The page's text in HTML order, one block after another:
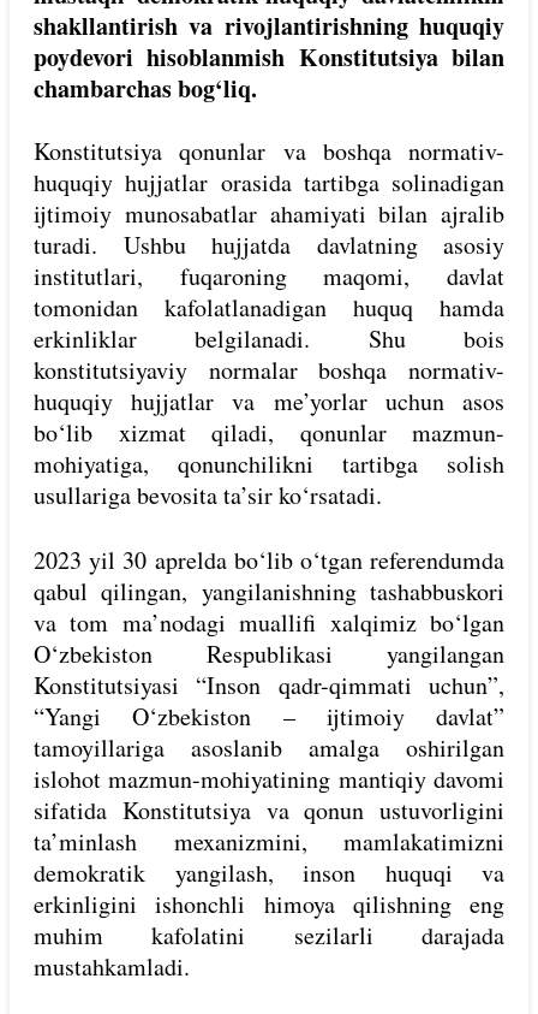
shakllantirish va rivojlantirishning huquqiy
poydevori hisoblanmish Konstitutsiya bilan
chambarchas bog‘liq.
Konstitutsiya qonunlar va boshqa normativ-
huquqiy hujjatlar orasida tartibga solinadigan
ijtimoiy munosabatlar ahamiyati bilan ajralib
turadi. Ushbu hujjatda davlatning asosiy
institutlari, fuqaroning maqomi, davlat
tomonidan kafolatlanadigan huquq hamda
erkinliklar belgilanadi. Shu bois
konstitutsiyaviy normalar boshqa normativ-
huquqiy hujjatlar va me’yorlar uchun asos
bo‘lib xizmat qiladi, qonunlar mazmun-
mohiyatiga, qonunchilikni tartibga solish
usullariga bevosita ta’sir ko‘rsatadi.
2023 yil 30 aprelda bo‘lib o‘tgan referendumda
qabul qilingan, yangilanishning tashabbuskori
va tom ma’nodagi muallifi xalqimiz bo‘lgan
O‘zbekiston Respublikasi yangilangan
Konstitutsiyasi “Inson qadr-qimmati uchun”,
“Yangi O‘zbekiston – ijtimoiy davlat”
tamoyillariga asoslanib amalga oshirilgan
islohot mazmun-mohiyatining mantiqiy davomi
sifatida Konstitutsiya va qonun ustuvorligini
ta’minlash mexanizmini, mamlakatimizni
demokratik yangilash, inson huquqi va
erkinligini ishonchli himoya qilishning eng
muhim kafolatini sezilarli darajada
mustahkamladi.